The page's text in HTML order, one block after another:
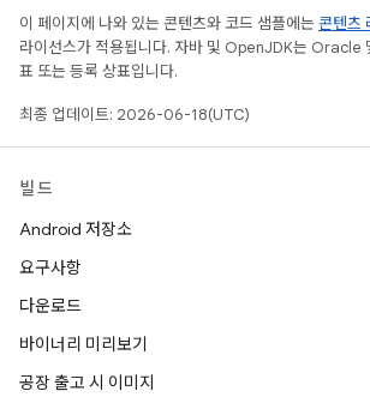
이 페이지에 나와 있는 콘텐츠와 코드 샘플에는 콘텐츠
라이선스가 적용됩니다. 자바 및 OpenJDK는 Oracle
표 또는 등록 상표입니다.
최종 업데이트: 2026-06-18(UTC)
빌드
Android 저장소
요구사항
다운로드
바이너리 미리보기
공장 출고 시 이미지